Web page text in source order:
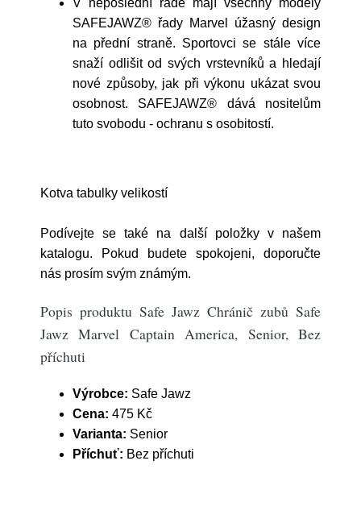
V neposlední řadě mají všechny modely
SAFEJAWZ® řady Marvel úžasný design
na přední straně. Sportovci se stále více
snaží odlišit od svých vrstevníků a hledají
nové způsoby, jak při výkonu ukázat svou
osobnost. SAFEJAWZ® dává nositelům
tuto svobodu - ochranu s osobitostí.
Kotva tabulky velikostí
Podívejte se také na další položky v našem
katalogu. Pokud budete spokojeni, doporučte
nás prosím svým známým.
Popis produktu Safe Jawz Chránič zubů Safe
Jawz Marvel Captain America, Senior, Bez
příchuti
Výrobce: Safe Jawz
Cena: 475 Kč
Varianta: Senior
Příchuť: Bez příchuti